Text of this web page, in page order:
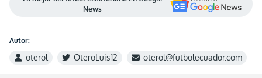
News
Autor:
oterol OteroLuis12 oterol@futbolecuador.com